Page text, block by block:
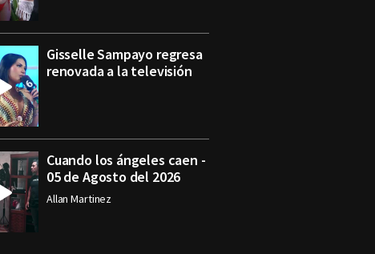
Gisselle Sampayo regresa
renovada a la televisión
Cuando los ángeles caen -
05 de Agosto del 2026
Allan Martinez